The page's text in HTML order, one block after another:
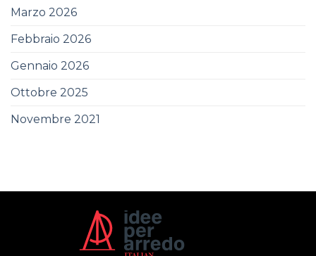
Marzo 2026
Febbraio 2026
Gennaio 2026
Ottobre 2025
Novembre 2021